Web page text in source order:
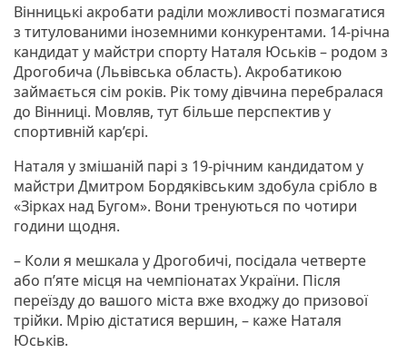
Вінницькі акробати раділи можливості позмагатися
з титулованими іноземними конкурентами. 14-річна
кандидат у майстри спорту Наталя Юськів – родом з
Дрогобича (Львівська область). Акробатикою
займається сім років. Рік тому дівчина перебралася
до Вінниці. Мовляв, тут більше перспектив у
спортивній кар’єрі.
Наталя у змішаній парі з 19-річним кандидатом у
майстри Дмитром Бордяківським здобула срібло в
«Зірках над Бугом». Вони тренуються по чотири
години щодня.
– Коли я мешкала у Дрогобичі, посідала четверте
або п’яте місця на чемпіонатах України. Після
переїзду до вашого міста вже входжу до призової
трійки. Мрію дістатися вершин, – каже Наталя
Юськів.